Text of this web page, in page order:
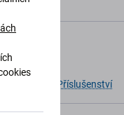
Příslušenství